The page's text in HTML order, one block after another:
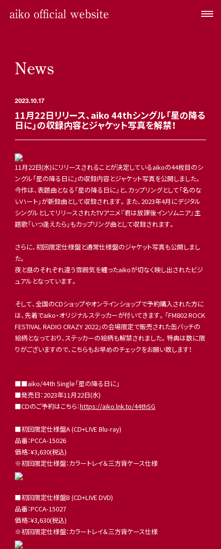
News
2023.10.17
11月22日リリース、aiko 44thシングル「星の降る
日に」の収録内容とジャケット写真を解禁！
11月22日(水)にリリースされることが決定しているaikoの44枚目のシ
ングル「星の降る日に」の収録内容とジャケット写真を公開しました。
今作は、表題曲となる「星の降る日に」と、カップリングとして「名のな
いハート」が新録曲として収録されます。また、2023年4月にデジタル
シングルとしてリリースされたTVアニメ『君は放課後インソムニア』主
題歌「いつ逢えたら」もカップリング曲として収録されます。
さらに、初回限定仕様盤と通常仕様盤のジャケット写真も公開しまし
た。
夜と昼のそれぞれ違う雰囲気を纏ったaikoが切なく映し出されたビジ
ュアルとなっています。
そして、全国のCDショップやオンラインショップで予約購入された方に
は、先着でaiko・オリジナルステッカーが付いてきます。「FM802 ROCK
FESTIVAL RADIO CRAZY 2022」の会場限定で販売された缶バッチの
絵柄となっており、ステッカーの絵柄も解禁されました。特典は数に限
りがございますので、こちらもお早めのチェックをお願い致します！
■■aiko/44th Single「星の降る日に」
■発売日：2023年11月22日(水)
■CDのご予約はこちら：https://aiko.lnk.to/44thSG
■初回限定仕様盤A (CD+LIVE Blu-ray)
品番：PCCA-15026
価格：¥3,630(税込)
※初回限定仕様盤：カラートレイ＆三方背ケース仕様
■初回限定仕様盤B (CD+LIVE DVD)
品番：PCCA-15027
価格：¥3,630(税込)
※初回限定仕様盤：カラートレイ＆三方背ケース仕様